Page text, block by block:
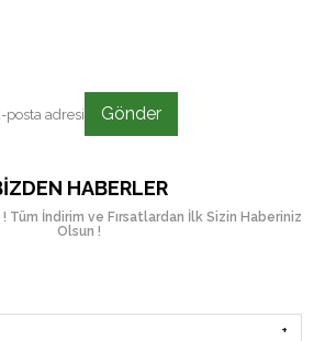
Gönder
HABERLER
Tüm İndirim ve Fırsatlardan İlk Sizin Haberiniz
Olsun !